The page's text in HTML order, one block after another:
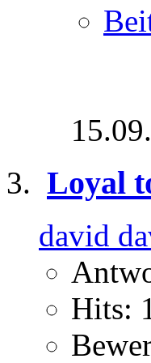
Loyal
david
Hits: